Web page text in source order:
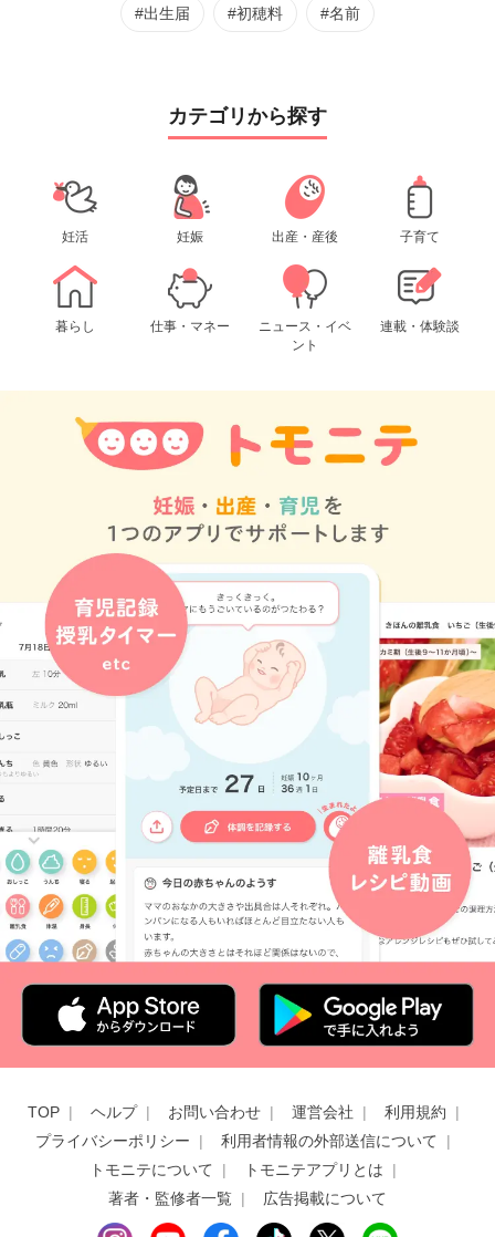
#出生届 #初穂料 #名前
カテゴリから探す
妊活 妊娠 出産・産後 子育て
暮らし 仕事・マネー
ニュース・イベ
ント
連載・体験談
TOP ヘルプ お問い合わせ 運営会社
利用規約
プライバシーポリシー
利用者情報の外部送信について
トモニテについて
トモニテアプリとは
著者・監修者一覧
広告掲載について